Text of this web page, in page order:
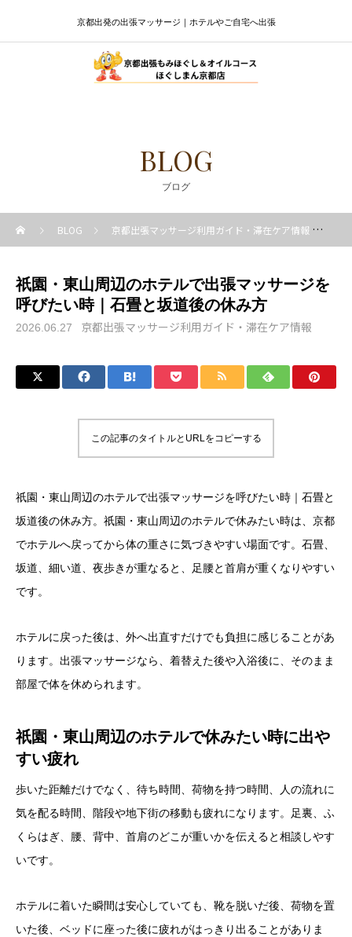
京都出発の出張マッサージ｜ホテルやご自宅へ出張
BLOG
ブログ
BLOG 京都出張マッサージ利用ガイド・滞在ケア情報
祇園・東山周辺のホテルで出張マッサージを
呼びたい時｜石畳と坂道後の休み方
2026.06.27 京都出張マッサージ利用ガイド・滞在ケア情報
この記事のタイトルとURLをコピーする
祇園・東山周辺のホテルで出張マッサージを呼びたい時｜石畳と
坂道後の休み方。祇園・東山周辺のホテルで休みたい時は、京都
でホテルへ戻ってから体の重さに気づきやすい場面です。石畳、
坂道、細い道、夜歩きが重なると、足腰と首肩が重くなりやすい
です。
ホテルに戻った後は、外へ出直すだけでも負担に感じることがあ
ります。出張マッサージなら、着替えた後や入浴後に、そのまま
部屋で体を休められます。
祇園・東山周辺のホテルで休みたい時に出や
すい疲れ
歩いた距離だけでなく、待ち時間、荷物を持つ時間、人の流れに
気を配る時間、階段や地下街の移動も疲れになります。足裏、ふ
くらはぎ、腰、背中、首肩のどこが重いかを伝えると相談しやす
いです。
ホテルに着いた瞬間は安心していても、靴を脱いだ後、荷物を置
いた後、ベッドに座った後に疲れがはっきり出ることがありま